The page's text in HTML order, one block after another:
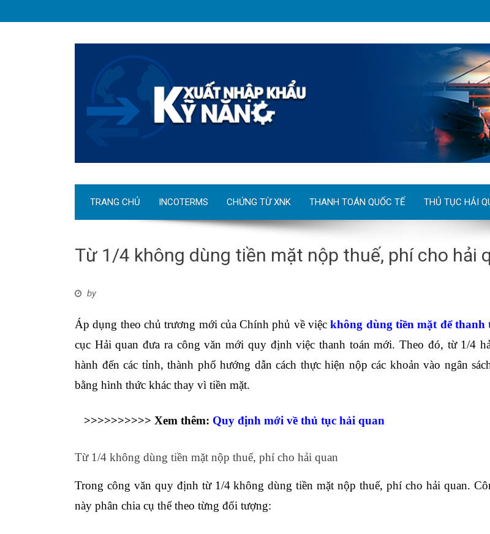
TRANG CHỦ INCOTERMS CHỨNG TỪ XNK THANH TOÁN QUỐC TẾ THỦ TỤC HẢI
Từ 1/4 không dùng tiền mặt nộp thuế, phí cho hải
by
Áp dụng theo chủ trương mới của Chính phủ về việckhông dùng tiền mặt để thanh
cục Hải quan đưa ra công văn mới quy định việc thanh toán mới. Theo đó, từ 1/4
hành đến các tỉnh, thành phố hướng dẫn cách thực hiện nộp các khoản vào ngân
bằng hình thức khác thay vì tiền mặt.
>>>>>>>>>> Xem thêm: Quy định mới về thủ tục hải quan
Từ 1/4 không dùng tiền mặt nộp thuế, phí cho hải quan
Trong công văn quy định từ 1/4 không dùng tiền mặt nộp thuế, phí cho hải quan.
này phân chia cụ thể theo từng đối tượng: